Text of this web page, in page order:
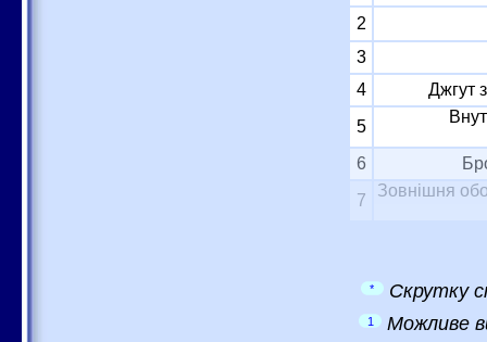
2
3
4
Джгут
5
6
7
Зовнішня
* Скрутку
1 Можливе